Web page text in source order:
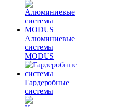
Алюминиевые
системы
MODUS
Гардеробные
системы